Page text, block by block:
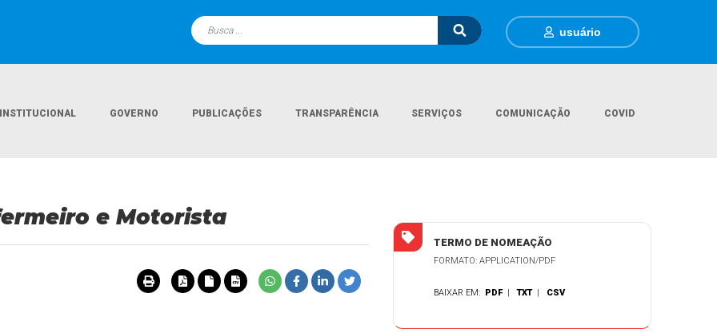
usuário
INSTITUCIONAL GOVERNO PUBLICAÇÕES TRANSPARÊNCIA SERVIÇOS COMUNICAÇÃO COVID
e Motorista
TERMO DE NOMEAÇÃO
FORMATO: APPLICATION/PDF
BAIXAR EM: PDF |TXT | CSV